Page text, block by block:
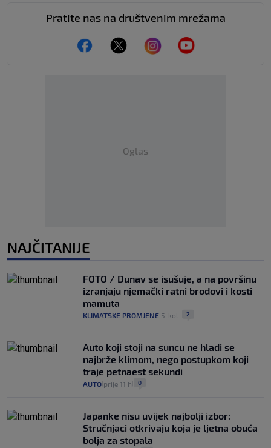
Pratite nas na društvenim mrežama
Oglas
NAJČITANIJE
FOTO / Dunav se isušuje, a na površinu
izranjaju njemački ratni brodovi i kosti
mamuta
KLIMATSKE PROMJENE 5. kol. 2
Auto koji stoji na suncu ne hladi se
najbrže klimom, nego postupkom koji
traje petnaest sekundi
AUTO prije 11 h 0
Japanke nisu uvijek najbolji izbor:
Stručnjaci otkrivaju koja je ljetna obuća
bolja za stopala